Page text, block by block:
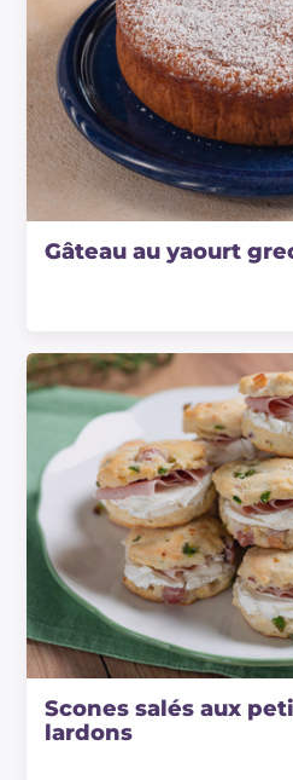
Gâteau au yaourt
Scones salés aux
lardons